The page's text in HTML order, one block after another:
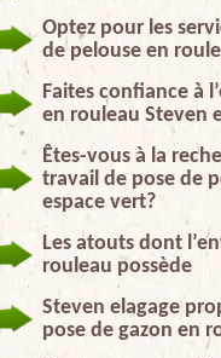
Optez pour les
de pelouse en
Faites confiance à
en rouleau Steven
Êtes-vous à la
travail de pose de
espace vert?
Les atouts dont
rouleau possède
Steven elagage
pose de gazon en